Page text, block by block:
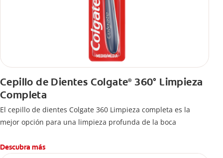
Cepillo de Dientes Colgate®360° Limpieza
Completa
El cepillo de dientes Colgate 360 Limpieza completa es la
mejor opción para una limpieza profunda de la boca
Descubra más